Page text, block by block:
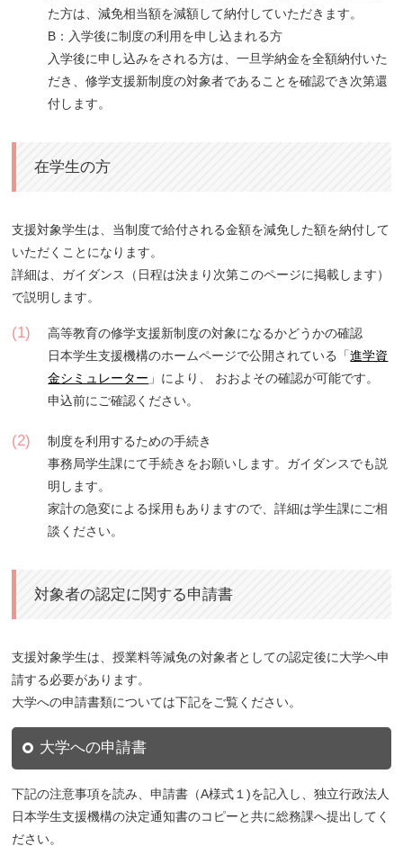
た方は、減免相当額を減額して納付していただきます。
B：入学後に制度の利用を申し込まれる方
入学後に申し込みをされる方は、一旦学納金を全額納付いた
だき、修学支援新制度の対象者であることを確認でき次第還
付します。
在学生の方
支援対象学生は、当制度で給付される金額を減免した額を納付して
いただくことになります。
詳細は、ガイダンス（日程は決まり次第このページに掲載します）
で説明します。
(1)
高等教育の修学支援新制度の対象になるかどうかの確認
日本学生支援機構のホームページで公開されている「進学資
金シミュレーター 」により、 おおよその確認が可能です。
申込前にご確認ください。
(2)
制度を利用するための手続き
事務局学生課にて手続きをお願いします。ガイダンスでも説
明します。
家計の急変による採用もありますので、詳細は学生課にご相
談ください。
対象者の認定に関する申請書
支援対象学生は、授業料等減免の対象者としての認定後に大学へ申
請する必要があります。
大学への申請書類については下記をご覧ください。
大学への申請書
下記の注意事項を読み、申請書（A様式１)を記入し、独立行政法人
日本学生支援機構の決定通知書のコピーと共に総務課へ提出してく
ださい。